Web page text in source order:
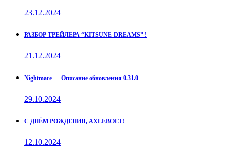
23.12.2024
РАЗБОР ТРЕЙЛЕРА “KITSUNE DREAMS” !
21.12.2024
Nightmare — Описание обновления 0.31.0
29.10.2024
С ДНЁМ РОЖДЕНИЯ, AXLEBOLT!
12.10.2024